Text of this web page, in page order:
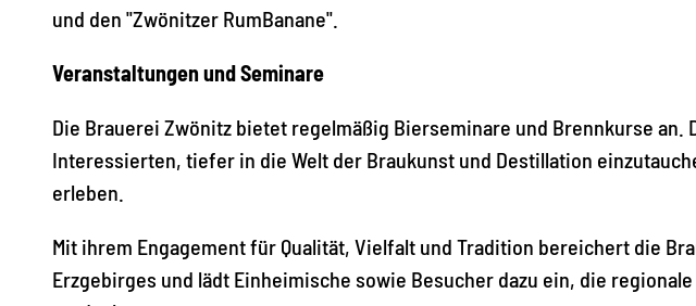
und den "Zwönitzer RumBanane".
Veranstaltungen und Seminare
Die Brauerei Zwönitz bietet regelmäßig Bierseminare und Brennkurse an.
Interessierten, tiefer in die Welt der Braukunst und Destillation
erleben.
Mit ihrem Engagement für Qualität, Vielfalt und Tradition bereichert die
Erzgebirges und lädt Einheimische sowie Besucher dazu ein, die